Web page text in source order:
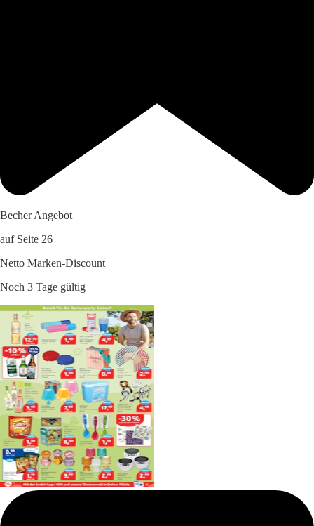
Becher Angebot
auf Seite 26
Netto Marken-Discount
Noch 3 Tage gültig